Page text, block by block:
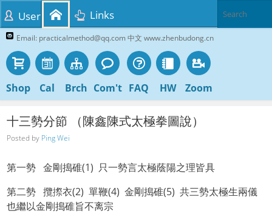
Email: practicalmethod@qq.com 中文 www.zhenbudong.cn
Shop Cal Brch Com't FAQ HW Zoom
User Links
十三勢分節 （陳鑫陳式太極拳圖說）
Posted by Ping Wei
第一勢 金剛搗碓(1) 只一勢言太極蔭陽之理皆具
第二勢 攬摖衣(2) 單鞭(4) 金剛搗碓(5) 共三勢太極生兩儀
也繼以金剛搗碓旨不离宗